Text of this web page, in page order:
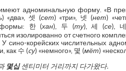
адноминальную форму. «В
) «два», 셋 (сет) «три», 넷 (нет)
формы: 한 (хан), 두 (ту), 세 (се),
изолированно от счетного
сино-корейских числительных
как 수 (cу) «немного», 몇 (мёт)
몇십 센티미터 거리까지 다가왔다.